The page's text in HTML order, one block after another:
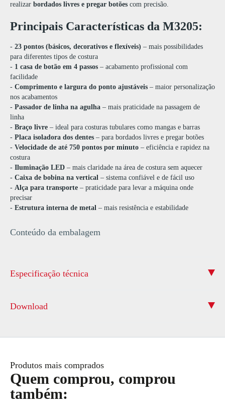
realizar bordados livres e pregar botões com precisão.
Principais Características da M3205:
- 23 pontos (básicos, decorativos e flexíveis) – mais possibilidades
para diferentes tipos de costura
- 1 casa de botão em 4 passos – acabamento profissional com
facilidade
- Comprimento e largura do ponto ajustáveis – maior personalização
nos acabamentos
- Passador de linha na agulha – mais praticidade na passagem de
linha
- Braço livre – ideal para costuras tubulares como mangas e barras
- Placa isoladora dos dentes – para bordados livres e pregar botões
- Velocidade de até 750 pontos por minuto – eficiência e rapidez na
costura
- Iluminação LED – mais claridade na área de costura sem aquecer
- Caixa de bobina na vertical – sistema confiável e de fácil uso
- Alça para transporte – praticidade para levar a máquina onde
precisar
- Estrutura interna de metal – mais resistência e estabilidade
Conteúdo da embalagem
Especificação técnica
Download
Produtos mais comprados
Quem comprou, comprou
também: